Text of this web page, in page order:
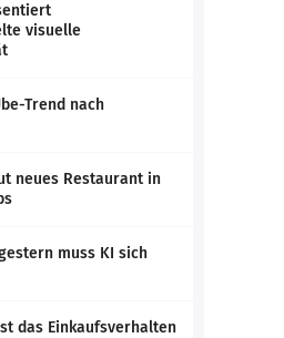
visuelle
Trend nach
neues Restaurant in
muss KI sich
das Einkaufsverhalten